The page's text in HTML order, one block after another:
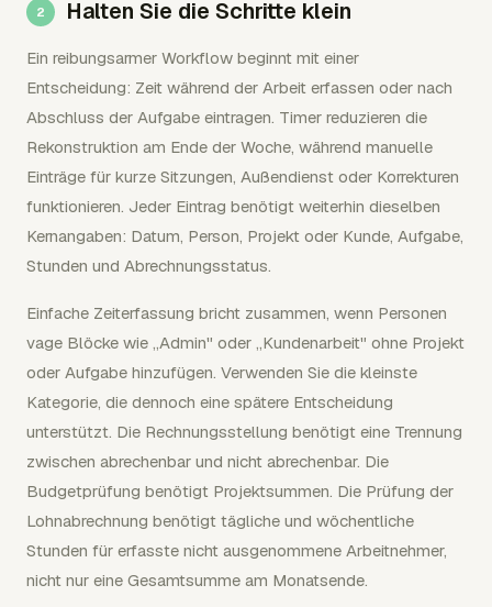
Halten Sie die Schritte klein
Ein reibungsarmer Workflow beginnt mit einer
Entscheidung: Zeit während der Arbeit erfassen oder nach
Abschluss der Aufgabe eintragen. Timer reduzieren die
Rekonstruktion am Ende der Woche, während manuelle
Einträge für kurze Sitzungen, Außendienst oder Korrekturen
funktionieren. Jeder Eintrag benötigt weiterhin dieselben
Kernangaben: Datum, Person, Projekt oder Kunde, Aufgabe,
Stunden und Abrechnungsstatus.
Einfache Zeiterfassung bricht zusammen, wenn Personen
vage Blöcke wie „Admin" oder „Kundenarbeit" ohne Projekt
oder Aufgabe hinzufügen. Verwenden Sie die kleinste
Kategorie, die dennoch eine spätere Entscheidung
unterstützt. Die Rechnungsstellung benötigt eine Trennung
zwischen abrechenbar und nicht abrechenbar. Die
Budgetprüfung benötigt Projektsummen. Die Prüfung der
Lohnabrechnung benötigt tägliche und wöchentliche
Stunden für erfasste nicht ausgenommene Arbeitnehmer,
nicht nur eine Gesamtsumme am Monatsende.